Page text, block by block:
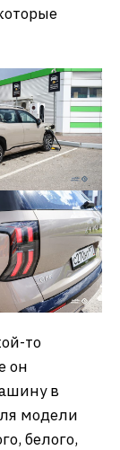
то
он
в
модели
белого,